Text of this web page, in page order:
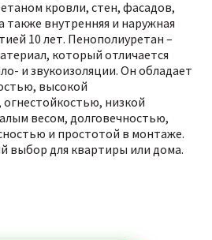
кровли, стен, фасадов,
также внутренняя и наружная
10 лет. Пенополиуретан –
который отличается
и звукоизоляции. Он обладает
высокой
низкой
весом, долговечностью,
и простотой в монтаже.
выбор для квартиры или дома.